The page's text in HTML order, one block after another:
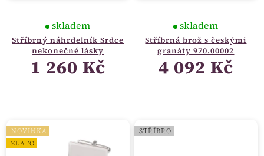
Stříbrný náhrdelník Srdce
nekonečné lásky
skladem
1 260 Kč
Stříbrná brož s českými
granáty 970.00002
skladem
4 092 Kč
NOVINKA
ZLATO
STŘÍBRO